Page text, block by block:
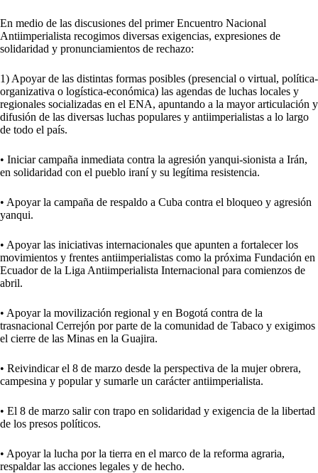
En medio de las discusiones del primer Encuentro Nacional
Antiimperialista recogimos diversas exigencias, expresiones de
solidaridad y pronunciamientos de rechazo:
1) Apoyar de las distintas formas posibles (presencial o virtual, política-
organizativa o logística-económica) las agendas de luchas locales y
regionales socializadas en el ENA, apuntando a la mayor articulación y
difusión de las diversas luchas populares y antiimperialistas a lo largo
de todo el país.
• Iniciar campaña inmediata contra la agresión yanqui-sionista a Irán,
en solidaridad con el pueblo iraní y su legítima resistencia.
• Apoyar la campaña de respaldo a Cuba contra el bloqueo y agresión
yanqui.
• Apoyar las iniciativas internacionales que apunten a fortalecer los
movimientos y frentes antiimperialistas como la próxima Fundación en
Ecuador de la Liga Antiimperialista Internacional para comienzos de
abril.
• Apoyar la movilización regional y en Bogotá contra de la
trasnacional Cerrejón por parte de la comunidad de Tabaco y exigimos
el cierre de las Minas en la Guajira.
• Reivindicar el 8 de marzo desde la perspectiva de la mujer obrera,
campesina y popular y sumarle un carácter antiimperialista.
• El 8 de marzo salir con trapo en solidaridad y exigencia de la libertad
de los presos políticos.
• Apoyar la lucha por la tierra en el marco de la reforma agraria,
respaldar las acciones legales y de hecho.